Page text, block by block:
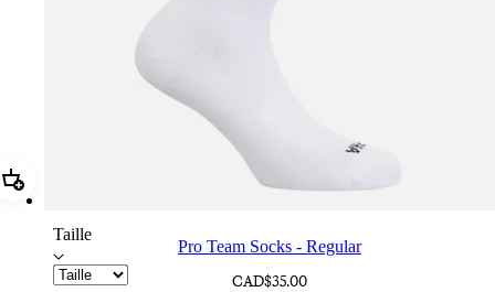
Ajouter Pro Team Socks - Regular
Taille
Pro Team Socks - Regular
CAD$35.00